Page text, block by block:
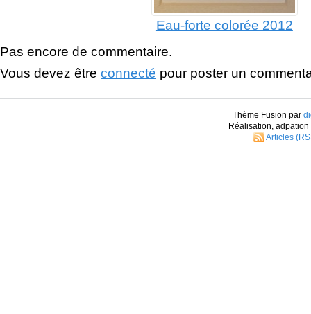
Eau-forte colorée 2012
Pas encore de commentaire.
Vous devez être connecté pour poster un
Thème Fusion par
Réalisation,
Articles